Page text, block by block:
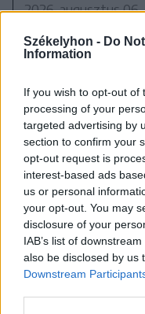
Székelyhon - Do
Information
If you wish to opt-out of
processing of your
targeted advertising by
section to confirm your
opt-out request is
interest-based ads
us or personal
your opt-out. You may
disclosure of your
IAB’s list of
also be disclosed by us
Downstream
2026. augusztus
Netflixen
betekintést a